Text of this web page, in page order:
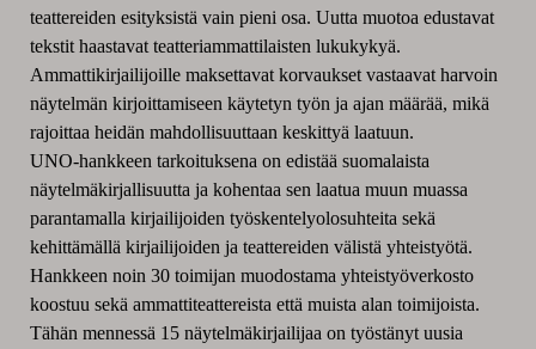
teattereiden esityksistä vain pieni osa. Uutta muotoa edustavat
tekstit haastavat teatteriammattilaisten lukukykyä.
Ammattikirjailijoille maksettavat korvaukset vastaavat harvoin
näytelmän kirjoittamiseen käytetyn työn ja ajan määrää, mikä
rajoittaa heidän mahdollisuuttaan keskittyä laatuun.
UNO-hankkeen tarkoituksena on edistää suomalaista
näytelmäkirjallisuutta ja kohentaa sen laatua muun muassa
parantamalla kirjailijoiden työskentelyolosuhteita sekä
kehittämällä kirjailijoiden ja teattereiden välistä yhteistyötä.
Hankkeen noin 30 toimijan muodostama yhteistyöverkosto
koostuu sekä ammattiteattereista että muista alan toimijoista.
Tähän mennessä 15 näytelmäkirjailijaa on työstänyt uusia